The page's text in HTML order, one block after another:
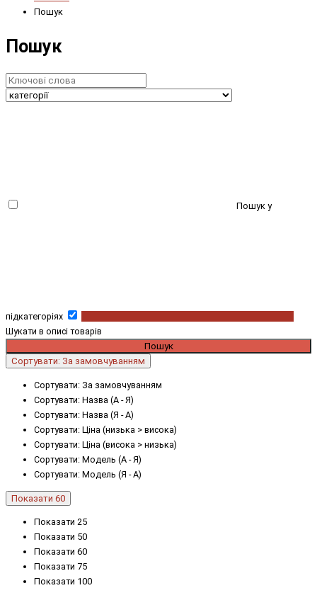
Пошук
Пошук
Пошук у
підкатегоріях
Шукати в описі товарів
Сортувати: За замовчуванням
Сортувати: За замовчуванням
Сортувати: Назва (А - Я)
Сортувати: Назва (Я - А)
Сортувати: Ціна (низька > висока)
Сортувати: Ціна (висока > низька)
Сортувати: Модель (А - Я)
Сортувати: Модель (Я - А)
Показати 60
Показати 25
Показати 50
Показати 60
Показати 75
Показати 100